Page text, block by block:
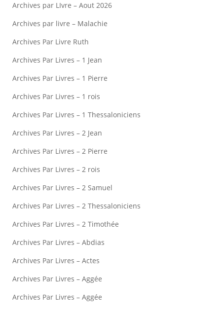
Archives par LIvre – Aout 2026
Archives par livre – Malachie
Archives Par Livre Ruth
Archives Par Livres – 1 Jean
Archives Par Livres – 1 Pierre
Archives Par Livres – 1 rois
Archives Par Livres – 1 Thessaloniciens
Archives Par Livres – 2 Jean
Archives Par Livres – 2 Pierre
Archives Par Livres – 2 rois
Archives Par Livres – 2 Samuel
Archives Par Livres – 2 Thessaloniciens
Archives Par Livres – 2 Timothée
Archives Par Livres – Abdias
Archives Par Livres – Actes
Archives Par Livres – Aggée
Archives Par Livres – Aggée